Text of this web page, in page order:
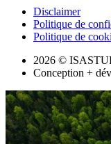
Disclaimer
Politique de
Politique de
2026 ©
Conception +